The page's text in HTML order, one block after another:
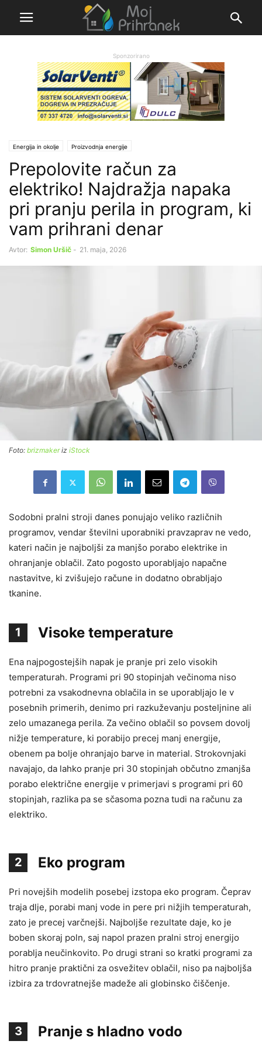
Sponzorirano
Energija in okolje Proizvodnja energije
Prepolovite račun za
elektriko! Najdražja napaka
pri pranju perila in program, ki
vam prihrani denar
Avtor: Simon Uršič - 21. maja, 2026
Foto: brizmakeriz iStock
Sodobni pralni stroji danes ponujajo veliko različnih
programov, vendar številni uporabniki pravzaprav ne vedo,
kateri način je najboljši za manjšo porabo elektrike in
ohranjanje oblačil. Zato pogosto uporabljajo napačne
nastavitve, ki zvišujejo račune in dodatno obrabljajo
tkanine.
1 Visoke temperature
Ena najpogostejših napak je pranje pri zelo visokih
temperaturah. Programi pri 90 stopinjah večinoma niso
potrebni za vsakodnevna oblačila in se uporabljajo le v
posebnih primerih, denimo pri razkuževanju posteljnine ali
zelo umazanega perila. Za večino oblačil so povsem dovolj
nižje temperature, ki porabijo precej manj energije,
obenem pa bolje ohranjajo barve in material. Strokovnjaki
navajajo, da lahko pranje pri 30 stopinjah občutno zmanjša
porabo električne energije v primerjavi s programi pri 60
stopinjah, razlika pa se sčasoma pozna tudi na računu za
elektriko.
2 Eko program
Pri novejših modelih posebej izstopa eko program. Čeprav
traja dlje, porabi manj vode in pere pri nižjih temperaturah,
zato je precej varčnejši. Najboljše rezultate daje, ko je
boben skoraj poln, saj napol prazen pralni stroj energijo
porablja neučinkovito. Po drugi strani so kratki programi za
hitro pranje praktični za osvežitev oblačil, niso pa najboljša
izbira za trdovratnejše madeže ali globinsko čiščenje.
3 Pranje s hladno vodo